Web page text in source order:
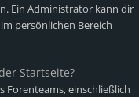
Ein Administrator kann dir
persönlichen Bereich
Startseite?
Forenteams, einschließlich